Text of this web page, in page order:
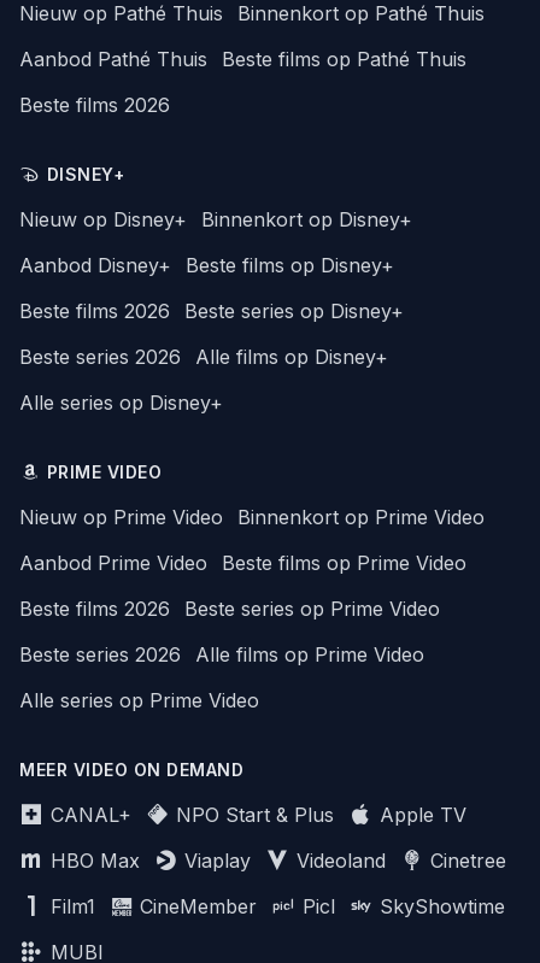
Nieuw op Pathé Thuis
Binnenkort op Pathé Thuis
Aanbod Pathé Thuis
Beste films op Pathé Thuis
Beste films 2026
DISNEY+
Nieuw op Disney+
Binnenkort op Disney+
Aanbod Disney+
Beste films op Disney+
Beste films 2026
Beste series op Disney+
Beste series 2026
Alle films op Disney+
Alle series op Disney+
PRIME VIDEO
Nieuw op Prime Video
Binnenkort op Prime Video
Aanbod Prime Video
Beste films op Prime Video
Beste films 2026
Beste series op Prime Video
Beste series 2026
Alle films op Prime Video
Alle series op Prime Video
MEER VIDEO ON DEMAND
CANAL+ NPO Start & Plus
Apple TV
HBO Max
Viaplay Videoland
Cinetree
Film1
CineMember Picl
SkyShowtime
MUBI